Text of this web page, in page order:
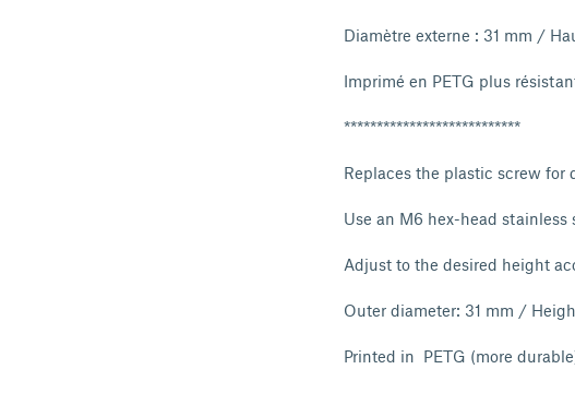
Diamètre externe : 31 mm /
Imprimé en PETG plus
***************************
Replaces the plastic screw for
Use an M6 hex-head
Adjust to the desired height
Outer diameter: 31 mm /
Printed in PETG (more